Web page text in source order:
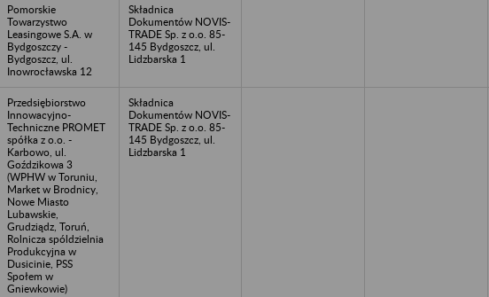
Pomorskie
Towarzystwo
Leasingowe S.A. w
Bydgoszczy -
Bydgoszcz, ul.
Inowrocławska 12
Składnica
Dokumentów NOVIS-
TRADE Sp. z o.o. 85-
145 Bydgoszcz, ul.
Lidzbarska 1
Przedsiębiorstwo
Innowacyjno-
Techniczne PROMET
spółka z o.o. -
Karbowo, ul.
Goździkowa 3
(WPHW w Toruniu,
Market w Brodnicy,
Nowe Miasto
Lubawskie,
Grudziądz, Toruń,
Rolnicza spóldzielnia
Produkcyjna w
Dusicinie, PSS
Społem w
Gniewkowie)
Składnica
Dokumentów NOVIS-
TRADE Sp. z o.o. 85-
145 Bydgoszcz, ul.
Lidzbarska 1